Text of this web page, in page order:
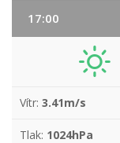
17:00
Vítr: 3.41m/s
Tlak: 1024hPa